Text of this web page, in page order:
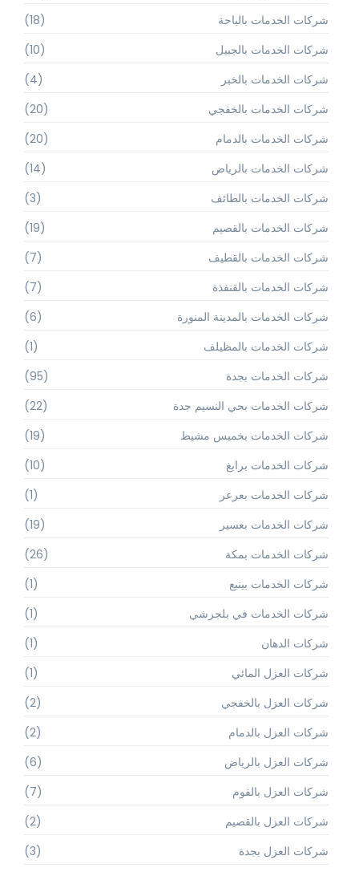
شركات الخدمات بالباحة
(18)
شركات الخدمات بالجبيل
(10)
شركات الخدمات بالخبر
(4)
شركات الخدمات بالخفجي
(20)
شركات الخدمات بالدمام
(20)
شركات الخدمات بالرياض
(14)
شركات الخدمات بالطائف
(3)
شركات الخدمات بالقصيم
(19)
شركات الخدمات بالقطيف
(7)
شركات الخدمات بالقنفذة
(7)
شركات الخدمات بالمدينة المنورة
(6)
شركات الخدمات بالمظيلف
(1)
شركات الخدمات بجدة
(95)
شركات الخدمات بحي النسيم جدة
(22)
شركات الخدمات بخميس مشيط
(19)
شركات الخدمات برابغ
(10)
شركات الخدمات بعرعر
(1)
شركات الخدمات بعسير
(19)
شركات الخدمات بمكة
(26)
شركات الخدمات بينبع
(1)
شركات الخدمات في بلجرشي
(1)
شركات الدهان
(1)
شركات العزل المائي
(1)
شركات العزل بالخفجي
(2)
شركات العزل بالدمام
(2)
شركات العزل بالرياض
(6)
شركات العزل بالفوم
(7)
شركات العزل بالقصيم
(2)
شركات العزل بجدة
(3)